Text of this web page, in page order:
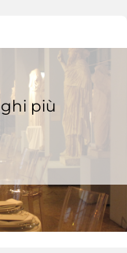
più